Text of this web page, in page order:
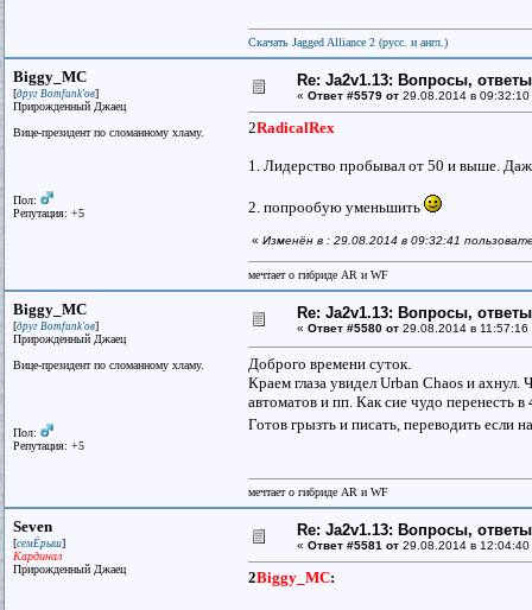
Скачать Jagged Alliance 2 (русс. и англ.)
Biggy_MC
[друг Bomfunk'ов]
Прирожденный Джаец
Вице-президент по сломанному хламу.
Пол:
Репутация: +5
Re: Ja2v1.13: Вопросы,
« Ответ #5579 от 29.08.2014 в 09:32:10
2RadicalRex
1. Лидерство пробывал от 50 и выше.
2. попрообую уменьшить
« Изменён в : 29.08.2014 в 09:32:41
мечтает о гибриде AR и WF
Biggy_MC
[друг Bomfunk'ов]
Прирожденный Джаец
Вице-президент по сломанному хламу.
Пол:
Репутация: +5
Re: Ja2v1.13: Вопросы,
« Ответ #5580 от 29.08.2014 в 11:57:16
Доброго времени суток.
Краем глаза увидел Urban Chaos и ахнул.
автоматов и пп. Как сие чудо перенесть в
Готов грызть и писать, переводить если
мечтает о гибриде AR и WF
Seven
[семЁрыш]
Кардинал
Прирожденный Джаец
Re: Ja2v1.13: Вопросы,
« Ответ #5581 от 29.08.2014 в 12:04:40
2Biggy_MC: